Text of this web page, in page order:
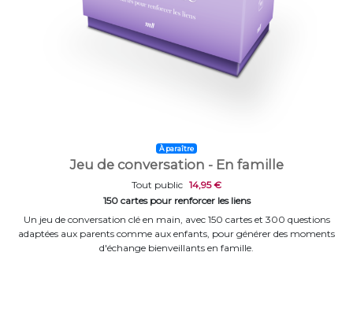
À paraître
Jeu de conversation - En famille
Tout public 14,95 €
150 cartes pour renforcer les liens
Un jeu de conversation clé en main, avec 150 cartes et 300 questions
adaptées aux parents comme aux enfants, pour générer des moments
d'échange bienveillants en famille.